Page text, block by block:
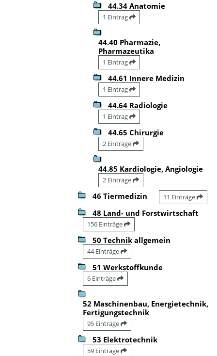
44.34 Anatomie
1 Eintrag
44.40 Pharmazie,
Pharmazeutika
1 Eintrag
44.61 Innere Medizin
1 Eintrag
44.64 Radiologie
1 Eintrag
44.65 Chirurgie
2 Einträge
44.85 Kardiologie, Angiologie
2 Einträge
46 Tiermedizin 11 Einträge
48 Land- und Forstwirtschaft
156 Einträge
50 Technik allgemein
44 Einträge
51 Werkstoffkunde
6 Einträge
52 Maschinenbau, Energietechnik,
Fertigungstechnik
95 Einträge
53 Elektrotechnik
59 Einträge